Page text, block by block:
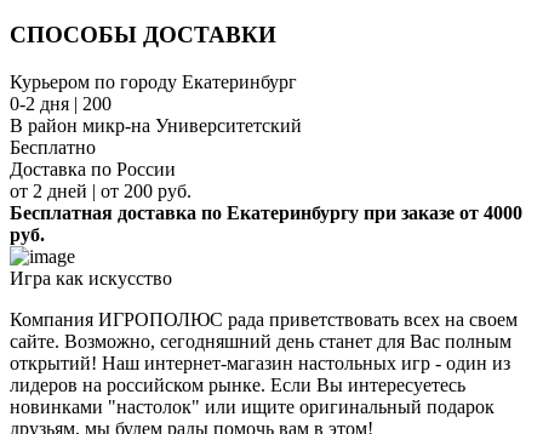
СПОСОБЫ ДОСТАВКИ
Курьером по городу Екатеринбург
0-2 дня | 200
В район микр-на Университетский
Бесплатно
Доставка по России
от 2 дней | от 200 руб.
Бесплатная доставка по Екатеринбургу при заказе от 4000
руб.
Игра как искусство
Компания ИГРОПОЛЮС рада приветствовать всех на своем
сайте. Возможно, сегодняшний день станет для Вас полным
открытий! Наш интернет-магазин настольных игр - один из
лидеров на российском рынке. Если Вы интересуетесь
новинками "настолок" или ищите оригинальный подарок
друзьям, мы будем рады помочь вам в этом!